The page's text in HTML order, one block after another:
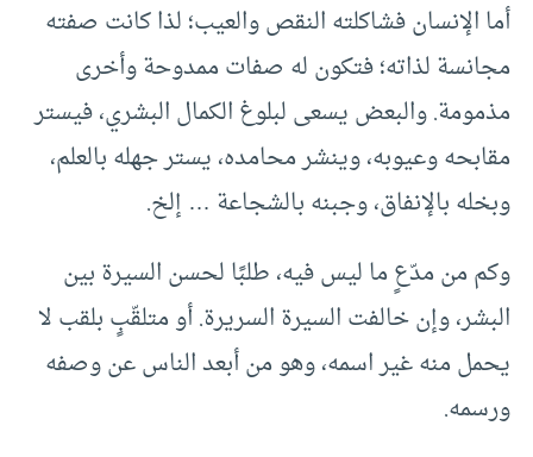
أما الإنسان فشاكلته النقص والعيب؛ لذا كانت صفته
مجانسة لذاته؛ فتكون له صفات ممدوحة وأخرى
مذمومة. والبعض يسعى لبلوغ الكمال البشري، فيستر
مقابحه وعيوبه، وينشر محامده، يستر جهله بالعلم،
وبخله بالإنفاق، وجبنه بالشجاعة … إلخ.
وكم من مدّعٍ ما ليس فيه، طلبًا لحسن السيرة بين
البشر، وإن خالفت السيرة السريرة. أو متلقّبٍ بلقب لا
يحمل منه غير اسمه، وهو من أبعد الناس عن وصفه
ورسمه.